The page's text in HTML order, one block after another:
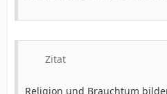
Zitat
Religion und Brauchtum